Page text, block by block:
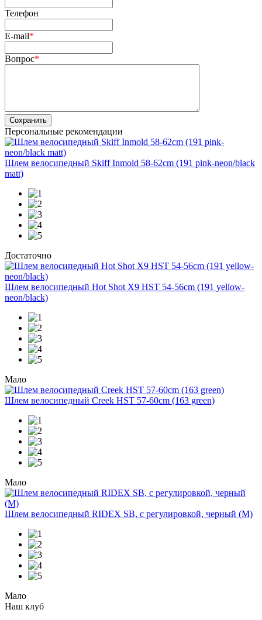
Телефон
E-mail*
Вопрос*
Сохранить
Персональные рекомендации
Шлем велосипедный Skiff Inmold 58-62cm (191 pink-neon/black
matt)
Достаточно
Шлем велосипедный Hot Shot X9 HST 54-56cm (191 yellow-
neon/black)
Мало
Шлем велосипедный Creek HST 57-60cm (163 green)
Мало
Шлем велосипедный RIDEX SB, с регулировкой, черный (M)
Мало
Наш клуб